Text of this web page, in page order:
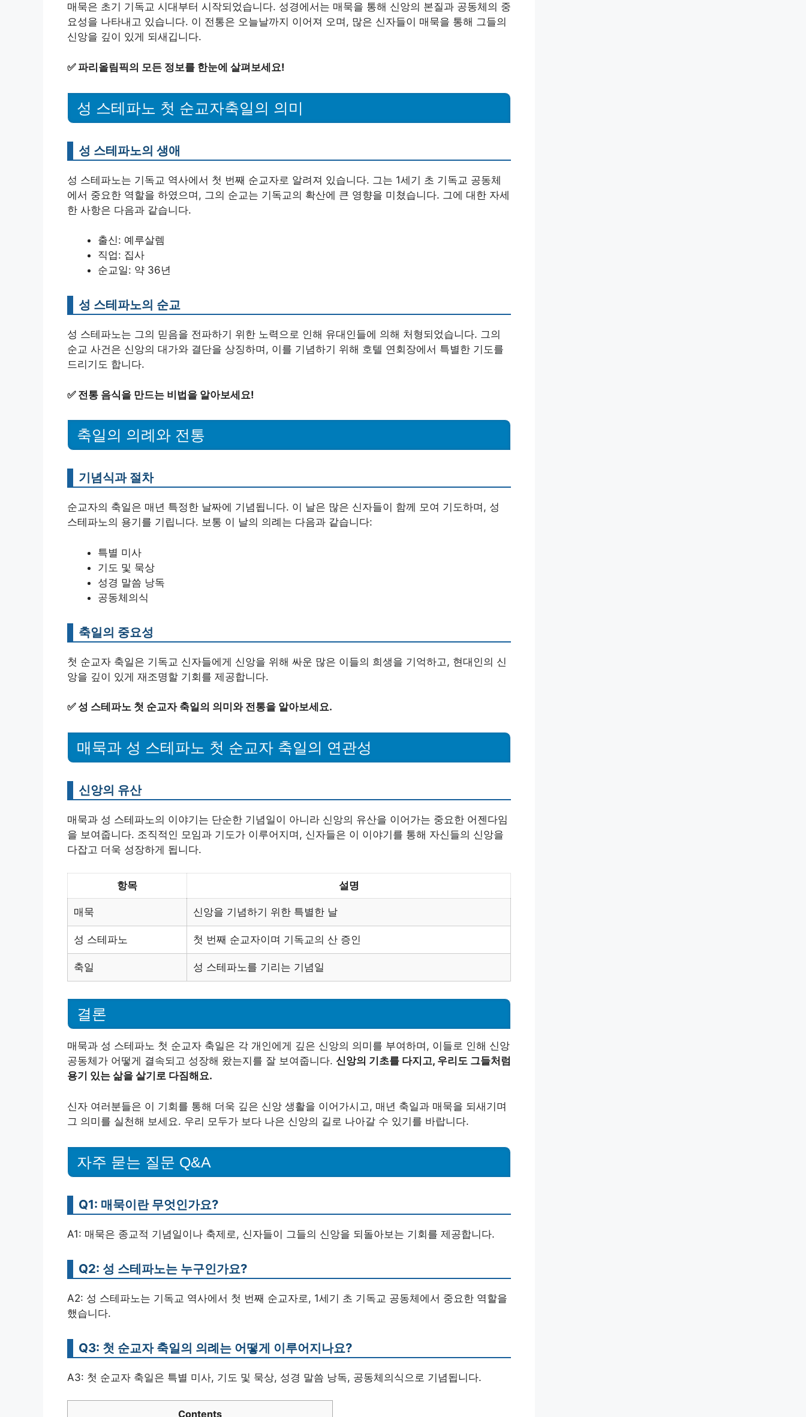
매묵은 초기 기독교 시대부터 시작되었습니다. 성경에서는 매묵을 통해 신앙의 본질과 공동체의 중
요성을 나타내고 있습니다. 이 전통은 오늘날까지 이어져 오며, 많은 신자들이 매묵을 통해 그들의
신앙을 깊이 있게 되새깁니다.
✅ 파리올림픽의 모든 정보를 한눈에 살펴보세요!
성 스테파노 첫 순교자축일의 의미
성 스테파노의 생애
성 스테파노는 기독교 역사에서 첫 번째 순교자로 알려져 있습니다. 그는 1세기 초 기독교 공동체
에서 중요한 역할을 하였으며, 그의 순교는 기독교의 확산에 큰 영향을 미쳤습니다. 그에 대한 자세
한 사항은 다음과 같습니다.
출신: 예루살렘
직업: 집사
순교일: 약 36년
성 스테파노의 순교
성 스테파노는 그의 믿음을 전파하기 위한 노력으로 인해 유대인들에 의해 처형되었습니다. 그의
순교 사건은 신앙의 대가와 결단을 상징하며, 이를 기념하기 위해 호텔 연회장에서 특별한 기도를
드리기도 합니다.
✅ 전통 음식을 만드는 비법을 알아보세요!
축일의 의례와 전통
기념식과 절차
순교자의 축일은 매년 특정한 날짜에 기념됩니다. 이 날은 많은 신자들이 함께 모여 기도하며, 성
스테파노의 용기를 기립니다. 보통 이 날의 의례는 다음과 같습니다:
특별 미사
기도 및 묵상
성경 말씀 낭독
공동체의식
축일의 중요성
첫 순교자 축일은 기독교 신자들에게 신앙을 위해 싸운 많은 이들의 희생을 기억하고, 현대인의 신
앙을 깊이 있게 재조명할 기회를 제공합니다.
✅성 스테파노 첫 순교자 축일의 의미와 전통을 알아보세요.
매묵과 성 스테파노 첫 순교자 축일의 연관성
신앙의 유산
매묵과 성 스테파노의 이야기는 단순한 기념일이 아니라 신앙의 유산을 이어가는 중요한 어젠다임
을 보여줍니다. 조직적인 모임과 기도가 이루어지며, 신자들은 이 이야기를 통해 자신들의 신앙을
다잡고 더욱 성장하게 됩니다.
항목 설명
매묵 신앙을 기념하기 위한 특별한 날
성 스테파노 첫 번째 순교자이며 기독교의 산 증인
축일 성 스테파노를 기리는 기념일
결론
매묵과 성 스테파노 첫 순교자 축일은 각 개인에게 깊은 신앙의 의미를 부여하며, 이들로 인해 신앙
공동체가 어떻게 결속되고 성장해 왔는지를 잘 보여줍니다. 신앙의 기초를 다지고, 우리도 그들처럼
용기 있는 삶을 살기로 다짐해요.
신자 여러분들은 이 기회를 통해 더욱 깊은 신앙 생활을 이어가시고, 매년 축일과 매묵을 되새기며
그 의미를 실천해 보세요. 우리 모두가 보다 나은 신앙의 길로 나아갈 수 있기를 바랍니다.
자주 묻는 질문 Q&A
Q1: 매묵이란 무엇인가요?
A1: 매묵은 종교적 기념일이나 축제로, 신자들이 그들의 신앙을 되돌아보는 기회를 제공합니다.
Q2: 성 스테파노는 누구인가요?
A2: 성 스테파노는 기독교 역사에서 첫 번째 순교자로, 1세기 초 기독교 공동체에서 중요한 역할을
했습니다.
Q3: 첫 순교자 축일의 의례는 어떻게 이루어지나요?
A3: 첫 순교자 축일은 특별 미사, 기도 및 묵상, 성경 말씀 낭독, 공동체의식으로 기념됩니다.
Contents